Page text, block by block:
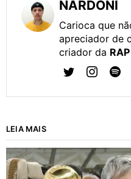
NARDONI
Carioca que
apreciador de
criador da
LEIA MAIS